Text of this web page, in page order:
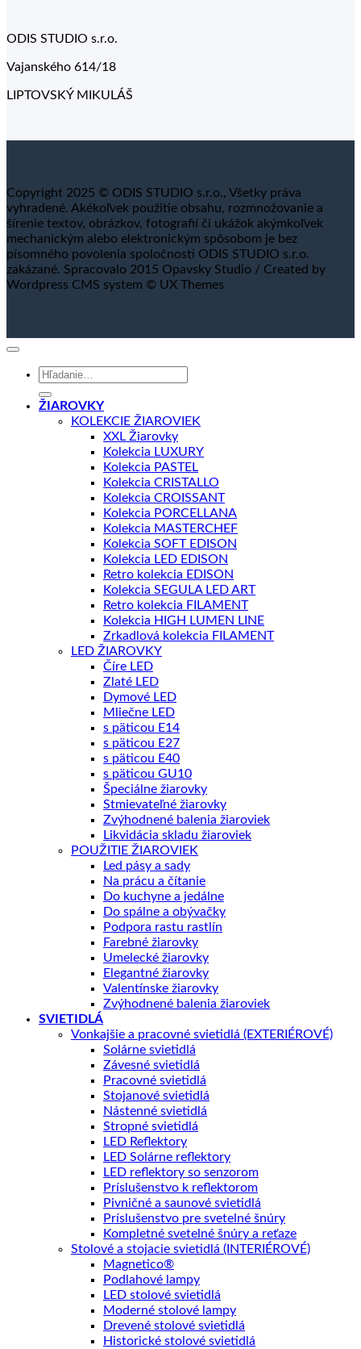
ODIS STUDIO s.r.o.
Vajanského 614/18
LIPTOVSKÝ MIKULÁŠ
Copyright 2025 © ODIS STUDIO s.r.o., Všetky práva
vyhradené. Akékoľvek použitie obsahu, rozmnožovanie a
šírenie textov, obrázkov, fotografií či ukážok akýmkoľvek
mechanickým alebo elektronickým spôsobom je bez
písomného povolenia spoločnosti ODIS STUDIO s.r.o.
zakázané. Spracovalo 2015 Opavsky Studio / Created by
Wordpress CMS system © UX Themes
Hľadať:
ŽIAROVKY
KOLEKCIE ŽIAROVIEK
XXL Žiarovky
Kolekcia LUXURY
Kolekcia PASTEL
Kolekcia CRISTALLO
Kolekcia CROISSANT
Kolekcia PORCELLANA
Kolekcia MASTERCHEF
Kolekcia SOFT EDISON
Kolekcia LED EDISON
Retro kolekcia EDISON
Kolekcia SEGULA LED ART
Retro kolekcia FILAMENT
Kolekcia HIGH LUMEN LINE
Zrkadlová kolekcia FILAMENT
LED ŽIAROVKY
Číre LED
Zlaté LED
Dymové LED
Mliečne LED
s päticou E14
s päticou E27
s päticou E40
s päticou GU10
Špeciálne žiarovky
Stmievateľné žiarovky
Zvýhodnené balenia žiaroviek
Likvidácia skladu žiaroviek
POUŽITIE ŽIAROVIEK
Led pásy a sady
Na prácu a čítanie
Do kuchyne a jedálne
Do spálne a obývačky
Podpora rastu rastlín
Farebné žiarovky
Umelecké žiarovky
Elegantné žiarovky
Valentínske žiarovky
Zvýhodnené balenia žiaroviek
SVIETIDLÁ
Vonkajšie a pracovné svietidlá (EXTERIÉROVÉ)
Solárne svietidlá
Závesné svietidlá
Pracovné svietidlá
Stojanové svietidlá
Nástenné svietidlá
Stropné svietidlá
LED Reflektory
LED Solárne reflektory
LED reflektory so senzorom
Príslušenstvo k reflektorom
Pivničné a saunové svietidlá
Príslušenstvo pre svetelné šnúry
Kompletné svetelné šnúry a reťaze
Stolové a stojacie svietidlá (INTERIÉROVÉ)
Magnetico®
Podlahové lampy
LED stolové svietidlá
Moderné stolové lampy
Drevené stolové svietidlá
Historické stolové svietidlá